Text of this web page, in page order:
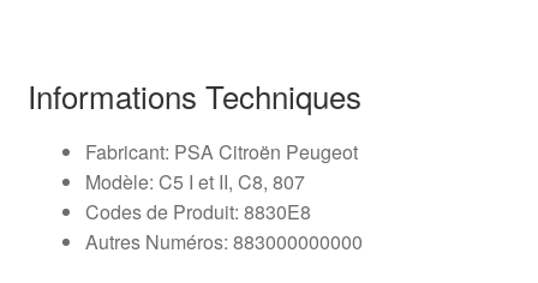
Informations Techniques
Fabricant: PSA Citroën Peugeot
Modèle: C5 I et II, C8, 807
Codes de Produit: 8830E8
Autres Numéros: 883000000000